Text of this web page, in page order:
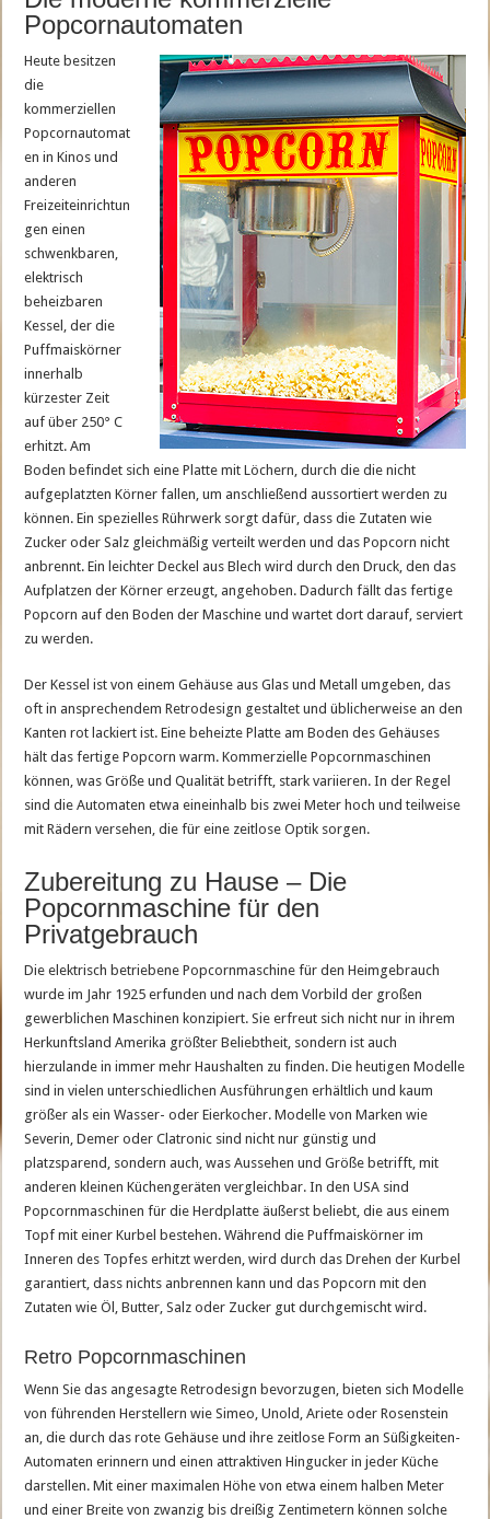
Popcornautomaten
Heute besitzen
die
kommerziellen
Popcornautomat
en in Kinos und
anderen
Freizeiteinrichtun
gen einen
schwenkbaren,
elektrisch
beheizbaren
Kessel, der die
Puffmaiskörner
innerhalb
kürzester Zeit
auf über 250° C
erhitzt. Am
Boden befindet sich eine Platte mit Löchern, durch die die nicht
aufgeplatzten Körner fallen, um anschließend aussortiert werden zu
können. Ein spezielles Rührwerk sorgt dafür, dass die Zutaten wie
Zucker oder Salz gleichmäßig verteilt werden und das Popcorn nicht
anbrennt. Ein leichter Deckel aus Blech wird durch den Druck, den das
Aufplatzen der Körner erzeugt, angehoben. Dadurch fällt das fertige
Popcorn auf den Boden der Maschine und wartet dort darauf, serviert
zu werden.
Der Kessel ist von einem Gehäuse aus Glas und Metall umgeben, das
oft in ansprechendem Retrodesign gestaltet und üblicherweise an den
Kanten rot lackiert ist. Eine beheizte Platte am Boden des Gehäuses
hält das fertige Popcorn warm. Kommerzielle Popcornmaschinen
können, was Größe und Qualität betrifft, stark variieren. In der Regel
sind die Automaten etwa eineinhalb bis zwei Meter hoch und teilweise
mit Rädern versehen, die für eine zeitlose Optik sorgen.
Zubereitung zu Hause – Die
Popcornmaschine für den
Privatgebrauch
Die elektrisch betriebene Popcornmaschine für den Heimgebrauch
wurde im Jahr 1925 erfunden und nach dem Vorbild der großen
gewerblichen Maschinen konzipiert. Sie erfreut sich nicht nur in ihrem
Herkunftsland Amerika größter Beliebtheit, sondern ist auch
hierzulande in immer mehr Haushalten zu finden. Die heutigen Modelle
sind in vielen unterschiedlichen Ausführungen erhältlich und kaum
größer als ein Wasser- oder Eierkocher. Modelle von Marken wie
Severin, Demer oder Clatronic sind nicht nur günstig und
platzsparend, sondern auch, was Aussehen und Größe betrifft, mit
anderen kleinen Küchengeräten vergleichbar. In den USA sind
Popcornmaschinen für die Herdplatte äußerst beliebt, die aus einem
Topf mit einer Kurbel bestehen. Während die Puffmaiskörner im
Inneren des Topfes erhitzt werden, wird durch das Drehen der Kurbel
garantiert, dass nichts anbrennen kann und das Popcorn mit den
Zutaten wie Öl, Butter, Salz oder Zucker gut durchgemischt wird.
Retro Popcornmaschinen
Wenn Sie das angesagte Retrodesign bevorzugen, bieten sich Modelle
von führenden Herstellern wie Simeo, Unold, Ariete oder Rosenstein
an, die durch das rote Gehäuse und ihre zeitlose Form an Süßigkeiten-
Automaten erinnern und einen attraktiven Hingucker in jeder Küche
darstellen. Mit einer maximalen Höhe von etwa einem halben Meter
und einer Breite von zwanzig bis dreißig Zentimetern können solche